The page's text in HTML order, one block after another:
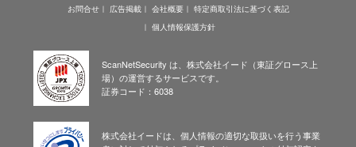
お問合せ 広告掲載 会社概要
特定商取引法に基づく表記
個人情報保護方針
ScanNetSecurity は、株式会社イード（東証グロース上
場）の運営するサービスです。
証券コード：6038
株式会社イードは、個人情報の適切な取扱いを行う事業